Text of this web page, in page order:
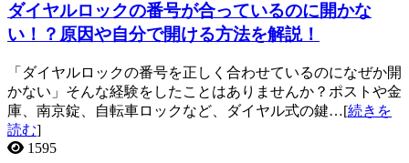
ダイヤルロックの番号が合っているのに開かな
い！？原因や自分で開ける方法を解説！
「ダイヤルロックの番号を正しく合わせているのになぜか開
かない」そんな経験をしたことはありませんか？ポストや金
庫、南京錠、自転車ロックなど、ダイヤル式の鍵…[続きを
読む]
1595